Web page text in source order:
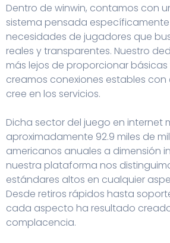
Dentro de winwin, contamos con
sistema pensada específicamente
necesidades de jugadores que
reales y transparentes. Nuestro
más lejos de proporcionar
creamos conexiones estables
cree en los servicios.
Dicha sector del juego en internet
aproximadamente 92.9 miles de
americanos anuales a dimensión
nuestra plataforma nos
estándares altos en cualquier
Desde retiros rápidos hasta
cada aspecto ha resultado
complacencia.